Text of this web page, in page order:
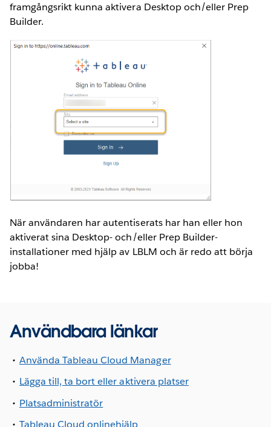
framgångsrikt kunna aktivera Desktop och/eller Prep
Builder.
När användaren har autentiserats har han eller hon
aktiverat sina Desktop- och/eller Prep Builder-
installationer med hjälp av LBLM och är redo att börja
jobba!
Användbara länkar
Använda Tableau Cloud Manager
Lägga till, ta bort eller aktivera platser
Platsadministratör
Tableau Cloud onlinehjälp